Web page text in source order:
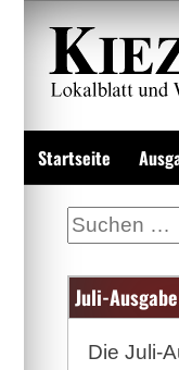
Zum
Inhalt
springen
Startseite
Suche
Juli-
Die Juli-